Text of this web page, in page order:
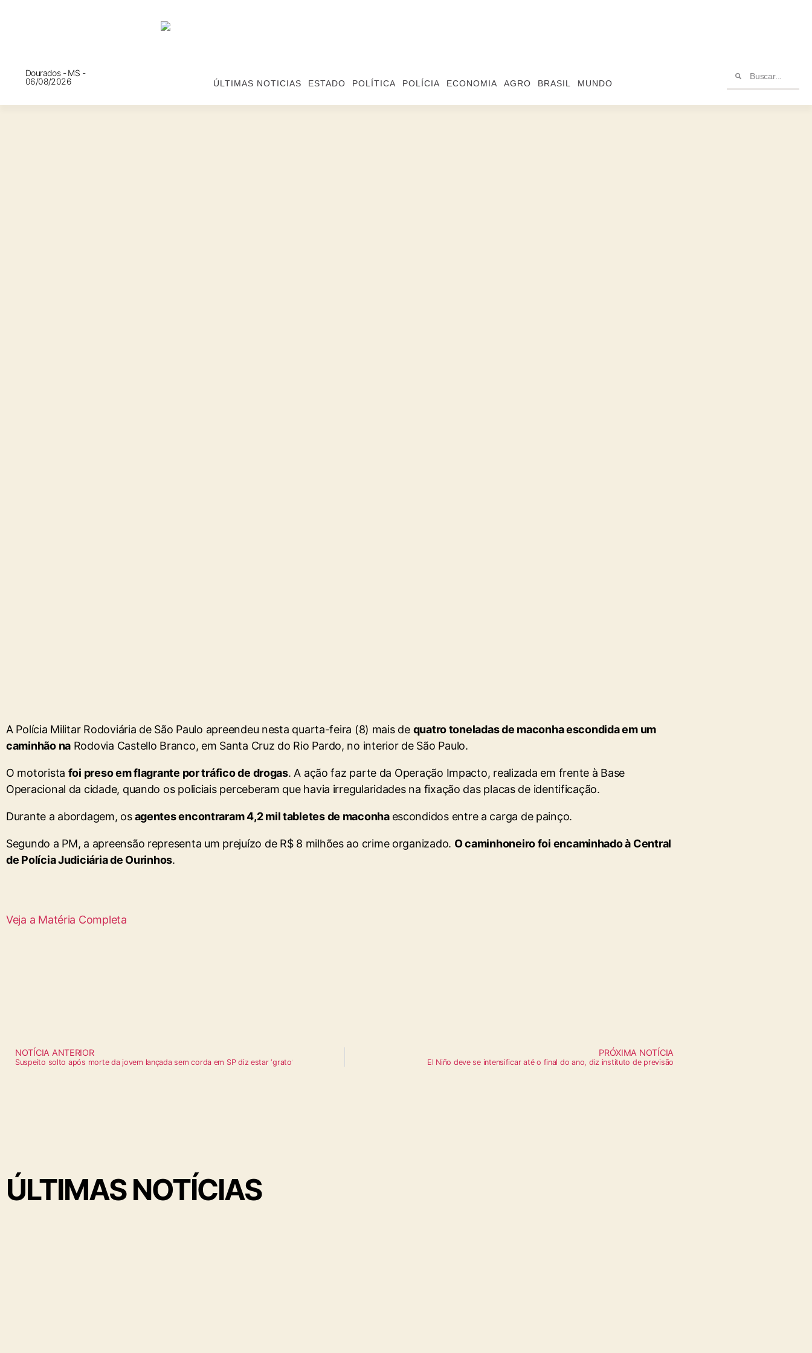
Dourados - MS -
06/08/2026
ÚLTIMAS NOTICIAS ESTADO POLÍTICA POLÍCIA ECONOMIA AGRO BRASIL MUNDO
A Polícia Militar Rodoviária de São Paulo apreendeu nesta quarta-feira (8) mais de quatro toneladas de maconha escondida em um
caminhão na Rodovia Castello Branco, em Santa Cruz do Rio Pardo, no interior de São Paulo.
O motorista foi preso em flagrante por tráfico de drogas. A ação faz parte da Operação Impacto, realizada em frente à Base
Operacional da cidade, quando os policiais perceberam que havia irregularidades na fixação das placas de identificação.
Durante a abordagem, osagentes encontraram 4,2 mil tabletes de maconha escondidos entre a carga de painço.
Segundo a PM, a apreensão representa um prejuízo de R$ 8 milhões ao crime organizado. O caminhoneiro foi encaminhado à Central
de Polícia Judiciária de Ourinhos.
Veja a Matéria Completa
NOTÍCIA ANTERIOR
Suspeito solto após morte da jovem lançada sem corda em SP diz estar ‘grato’
PRÓXIMA NOTÍCIA
El Niño deve se intensificar até o final do ano, diz instituto de previsão
ÚLTIMAS NOTÍCIAS